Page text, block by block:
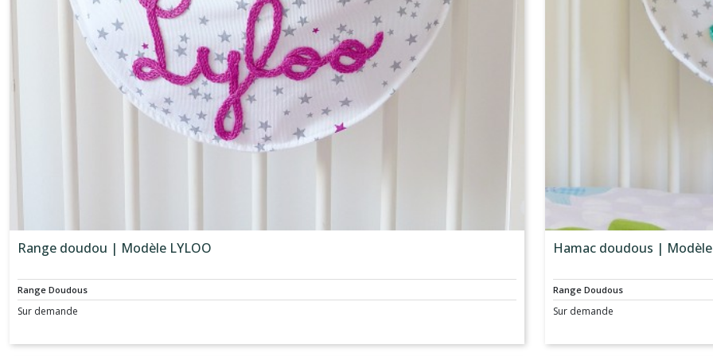
Range doudou | Modèle LYLOO
Range Doudous
Sur demande
Hamac doudous |
Range Doudous
Sur demande